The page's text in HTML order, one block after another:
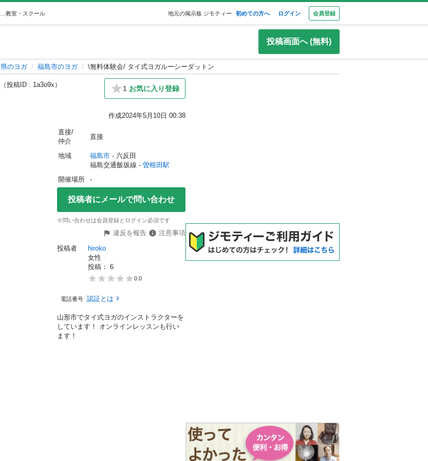
教室・スクール 地元の掲示板 ジモティー 初めての方へ ログイン 会員登録
投稿画面へ (無料)
のヨガ 福島市のヨガ \無料体験会/ タイ式ヨガルーシーダットン
（投稿ID : 1a3o9x） 1 お気に入り登録
作成2024年5月10日 00:38
直接/
仲介
直接
地域 福島市 - 六反田
福島交通飯坂線 - 曽根田駅
開催場所
-
投稿者にメールで問い合わせ
※問い合わせは会員登録とログイン必須です
違反を報告
注意事項
投稿者
hiroko
女性
投稿： 6
0.0
電話番号 認証とは
山形市でタイ式ヨガのインストラクターを
しています！ オンラインレッスンも行い
ます！